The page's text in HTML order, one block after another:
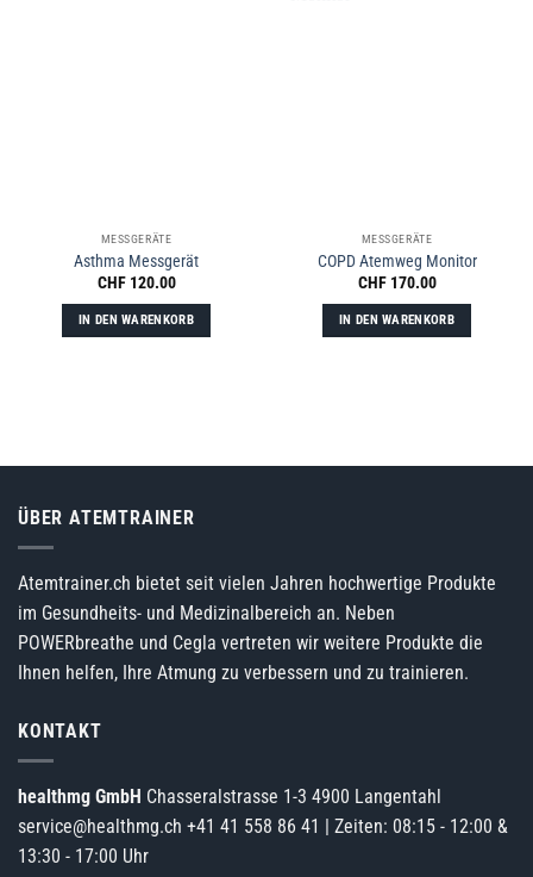
MESSGERÄTE
Asthma Messgerät
CHF120.00
IN DEN WARENKORB
MESSGERÄTE
COPD Atemweg Monitor
CHF170.00
IN DEN WARENKORB
ÜBER ATEMTRAINER
Atemtrainer.ch bietet seit vielen Jahren hochwertige Produkte
im Gesundheits- und Medizinalbereich an. Neben
POWERbreathe und Cegla vertreten wir weitere Produkte die
Ihnen helfen, Ihre Atmung zu verbessern und zu trainieren.
KONTAKT
healthmg GmbH Chasseralstrasse 1-3 4900 Langentahl
service@healthmg.ch +41 41 558 86 41 | Zeiten: 08:15 - 12:00 &
13:30 - 17:00 Uhr